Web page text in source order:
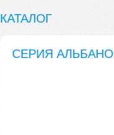
КАТАЛОГ
СЕРИЯ АЛЬБАНО